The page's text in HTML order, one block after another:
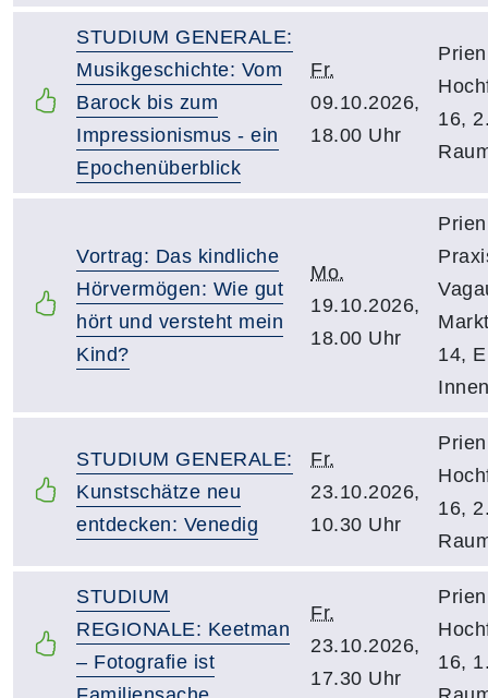
STUDIUM GENERALE:
Musikgeschichte: Vom
Barock bis zum
Impressionismus - ein
Epochenüberblick
Fr.
09.10.2026,
18.00 Uhr
16,
Vortrag: Das kindliche
Hörvermögen: Wie gut
hört und versteht mein
Kind?
Mo.
19.10.2026,
18.00 Uhr
14,
STUDIUM GENERALE:
Kunstschätze neu
entdecken: Venedig
Fr.
23.10.2026,
10.30 Uhr
16,
STUDIUM
REGIONALE: Keetman
– Fotografie ist
Fr.
23.10.2026,
17.30 Uhr
16,